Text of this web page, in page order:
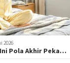
2026
Pola Akhir Peka…